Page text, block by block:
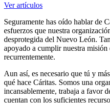
Ver artículos
Seguramente has oído hablar de
esfuerzos que nuestra
desprotegida del Nuevo León.
apoyado a cumplir nuestra
recurrentemente.
Aun así, es necesario que tú y
qué hace Cáritas. Somos una
incansablemente, trabaja a favor
cuentan con los suficientes